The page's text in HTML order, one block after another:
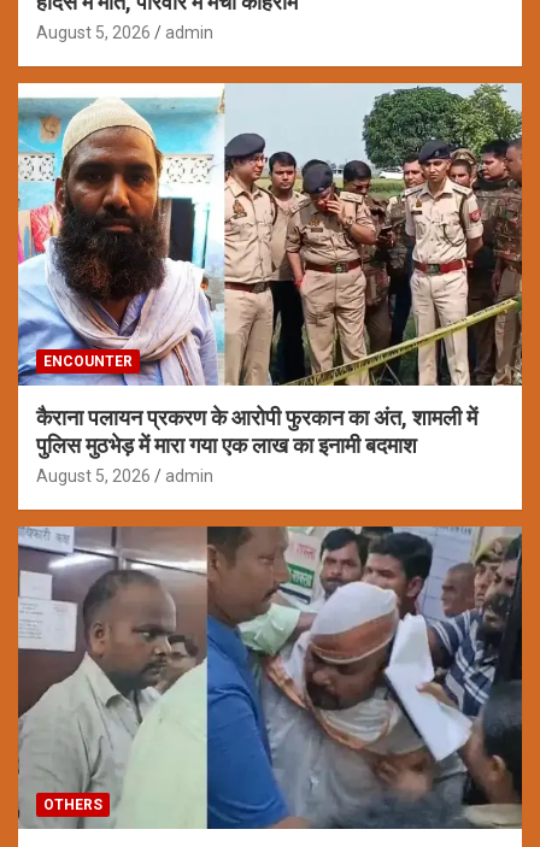
August 5, 2026 admin
ENCOUNTER
कैराना पलायन प्रकरण के आरोपी फुरकान का अंत, शामली में
पुलिस मुठभेड़ में मारा गया एक लाख का इनामी बदमाश
August 5, 2026 admin
OTHERS